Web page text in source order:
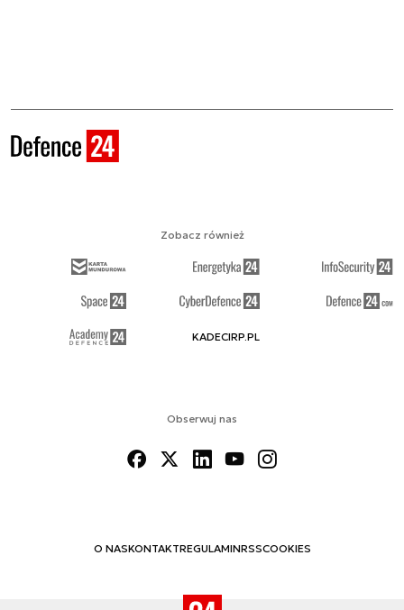
Obserwuj nas
O NASKONTAKTREGULAMINRSSCOOKIES
Zobacz również
KADECIRP.PL